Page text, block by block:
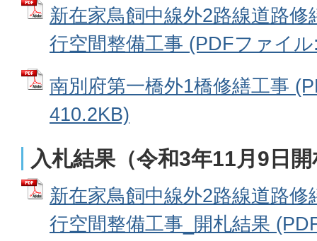
新在家鳥飼中線外2路線道路
行空間整備工事 (PDFファイ
南別府第一橋外1橋修繕工事
410.2KB)
入札結果（令和3年11月9日
新在家鳥飼中線外2路線道路
行空間整備工事_開札結果